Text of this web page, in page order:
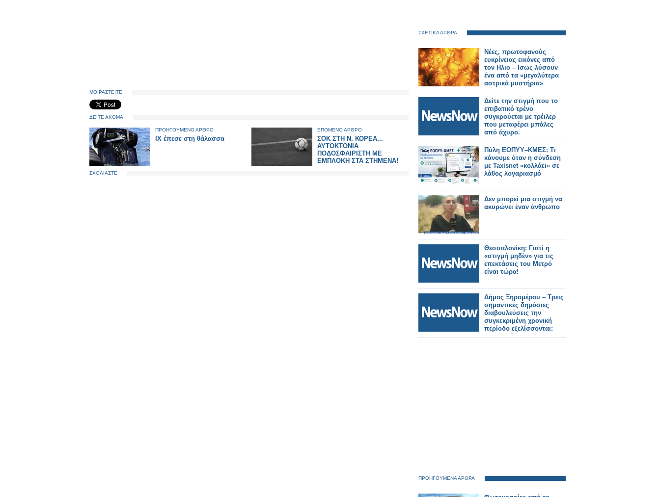
ΜΟΙΡΑΣΤΕΙΤΕ
ΔΕΙΤΕ ΑΚΟΜΑ
ΠΡΟΗΓΟΥΜΕΝΟ ΑΡΘΡΟ
ΙΧ έπεσε στη θάλασσα
ΕΠΟΜΕΝΟ ΑΡΘΡΟ
ΣΟΚ ΣΤΗ Ν. ΚΟΡΕΑ...
ΑΥΤΟΚΤΟΝΙΑ
ΠΟΔΟΣΦΑΙΡΙΣΤΗ ΜΕ
ΕΜΠΛΟΚΗ ΣΤΑ ΣΤΗΜΕΝΑ!
ΣΧΟΛΙΑΣΤΕ
ΣΧΕΤΙΚΑ ΑΡΘΡΑ
Νέες, πρωτοφανούς
ευκρίνειας εικόνες από
τον Ηλιο – Ισως λύσουν
ένα από τα «μεγαλύτερα
αστρικά μυστήρια»
Δείτε την στιγμή που το
επιβατικό τρένο
συγκρούεται με τρέιλερ
που μεταφέρει μπάλες
από άχυρο.
Πύλη ΕΟΠΥΥ–ΚΜΕΣ: Τι
κάνουμε όταν η σύνδεση
με Taxisnet «κολλάει» σε
λάθος λογαριασμό
Δεν μπορεί μια στιγμή να
ακυρώνει έναν άνθρωπο
Θεσσαλονίκη: Γιατί η
«στιγμή μηδέν» για τις
επεκτάσεις του Μετρό
είναι τώρα!
Δήμος Ξηρομέρου – Τρεις
σημαντικές δημόσιες
διαβουλεύσεις την
συγκεκριμένη χρονική
περίοδο εξελίσσονται:
Τουρισμός, ΑΠΕ και
ΠΡΟΗΓΟΥΜΕΝΑ ΑΡΘΡΑ